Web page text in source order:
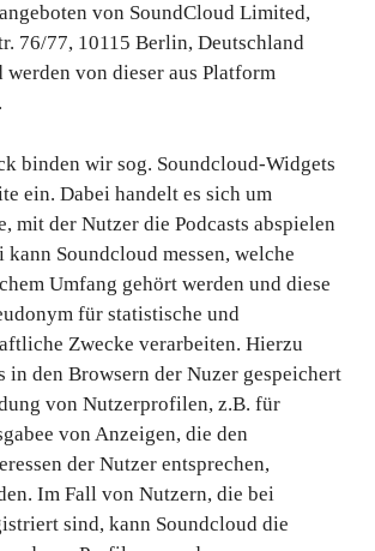
von SoundCloud Limited,
76/77, 10115 Berlin, Deutschland
werden von dieser aus Platform
binden wir sog. Soundcloud-Widgets
ein. Dabei handelt es sich um
mit der Nutzer die Podcasts abspielen
Soundcloud messen, welche
Umfang gehört werden und diese
für statistische und
Zwecke verarbeiten. Hierzu
in den Browsern der Nuzer gespeichert
von Nutzerprofilen, z.B. für
von Anzeigen, die den
der Nutzer entsprechen,
Im Fall von Nutzern, die bei
sind, kann Soundcloud die